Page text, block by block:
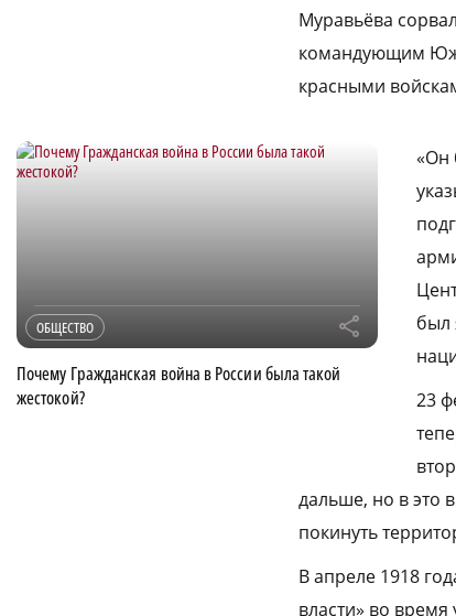
Муравьёва
командующим
красными
ОБЩЕСТВО r
Почему Гражданская война в России была такой
жестокой?
«Он
был
23
дальше, но в это
покинуть
В апреле 1918
власти» во